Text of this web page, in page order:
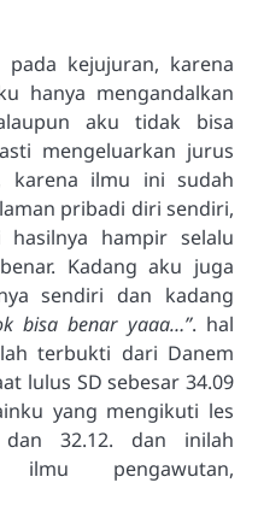
kejujuran, karena
hanya mengandalkan
aku tidak bisa
mengeluarkan jurus
karena ilmu ini sudah
pribadi diri sendiri,
hampir selalu
Kadang aku juga
sendiri dan kadang
bisa benar yaaa…”. hal
terbukti dari Danem
lulus SD sebesar 34.09
yang mengikuti les
32.12. dan inilah
ilmu pengawutan,